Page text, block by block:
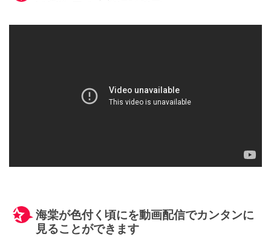
海棠が色付く頃にを動画配信でカンタンに
見ることができます